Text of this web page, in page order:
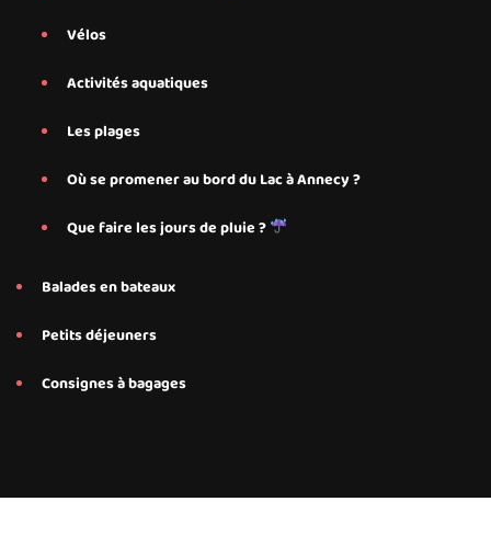
Vélos
Activités aquatiques
Les plages
Où se promener au bord du Lac à Annecy ?
Que faire les jours de pluie ?
Balades en bateaux
Petits déjeuners
Consignes à bagages